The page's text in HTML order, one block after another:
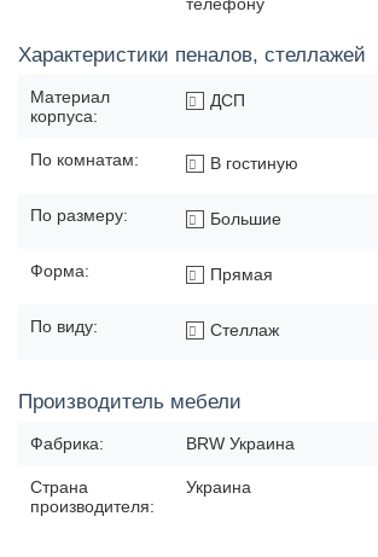
Характеристики пеналов, стеллажей
Материал
корпуса:
ДСП
По комнатам: В гостиную
По размеру: Большие
Форма: Прямая
По виду: Стеллаж
Производитель мебели
Фабрика: BRW Украина
Страна
производителя:
Украина